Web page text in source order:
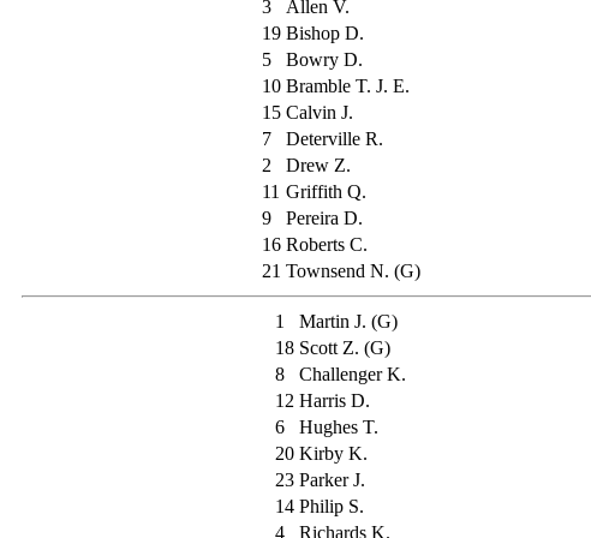
3
Allen V.
19 Bishop D.
5
Bowry D.
10 Bramble T. J. E.
15 Calvin J.
7
Deterville R.
2
Drew Z.
11 Griffith Q.
9
Pereira D.
16 Roberts C.
21 Townsend N. (G)
1
Martin J. (G)
18 Scott Z. (G)
8
Challenger K.
12 Harris D.
6
Hughes T.
20 Kirby K.
23 Parker J.
14 Philip S.
4
Richards K.